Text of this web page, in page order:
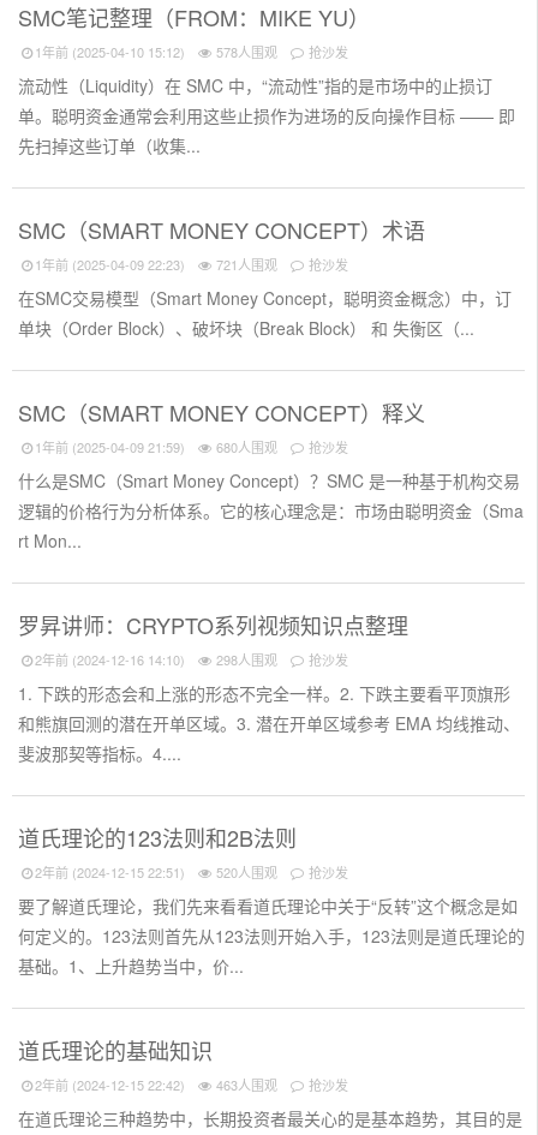
SMC笔记整理（FROM：MIKE YU）
1年前 (2025-04-10 15:12) 578人围观 抢沙发
流动性（Liquidity）在 SMC 中，“流动性”指的是市场中的止损订
单。聪明资金通常会利用这些止损作为进场的反向操作目标 —— 即
先扫掉这些订单（收集...
SMC（SMART MONEY CONCEPT）术语
1年前 (2025-04-09 22:23) 721人围观 抢沙发
在SMC交易模型（Smart Money Concept，聪明资金概念）中，订
单块（Order Block）、破坏块（Break Block） 和 失衡区（...
SMC（SMART MONEY CONCEPT）释义
1年前 (2025-04-09 21:59) 680人围观 抢沙发
什么是SMC（Smart Money Concept）？SMC 是一种基于机构交易
逻辑的价格行为分析体系。它的核心理念是：市场由聪明资金（Sma
rt Mon...
罗昇讲师：CRYPTO系列视频知识点整理
2年前 (2024-12-16 14:10) 298人围观 抢沙发
1. 下跌的形态会和上涨的形态不完全一样。2. 下跌主要看平顶旗形
和熊旗回测的潜在开单区域。3. 潜在开单区域参考 EMA 均线推动、
斐波那契等指标。4....
道氏理论的123法则和2B法则
2年前 (2024-12-15 22:51) 520人围观 抢沙发
要了解道氏理论，我们先来看看道氏理论中关于“反转”这个概念是如
何定义的。123法则首先从123法则开始入手，123法则是道氏理论的
基础。1、上升趋势当中，价...
道氏理论的基础知识
2年前 (2024-12-15 22:42) 463人围观 抢沙发
在道氏理论三种趋势中，长期投资者最关心的是基本趋势，其目的是